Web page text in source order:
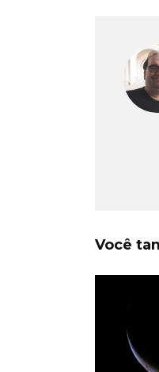
Você